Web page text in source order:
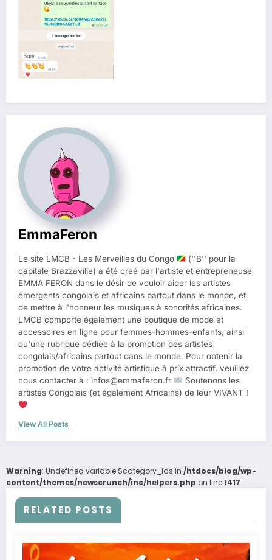
EmmaFeron
Le site LMCB - Les Merveilles du Congo
(''B'' pour la
capitale Brazzaville) a été créé par l'artiste et entrepreneuse
EMMA FERON dans le désir de vouloir aider les artistes
émergents congolais et africains partout dans le monde, et
de mettre à l'honneur les musiques à sonorités africaines.
LMCB comporte également une boutique de mode et
accessoires en ligne pour femmes-hommes-enfants, ainsi
qu'une rubrique dédiée à la promotion des artistes
congolais/africains partout dans le monde. Pour obtenir la
promotion de votre activité artistique à prix attractif, veuillez
nous contacter à : infos@emmaferon.fr
Soutenons les
artistes Congolais (et également Africains) de leur VIVANT !
View All Posts
Warning: Undefined variable $category_ids in /htdocs/blog/wp-
content/themes/newscrunch/inc/helpers.php on line1417
RELATED POSTS